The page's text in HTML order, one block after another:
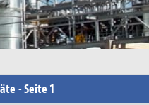
-Seite 1